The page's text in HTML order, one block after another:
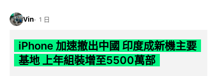
Vin 1 日
iPhone 加速撤出中國 印度成新機主要
基地 上年組裝增至5500萬部